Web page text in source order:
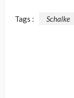
Tags : Schalke